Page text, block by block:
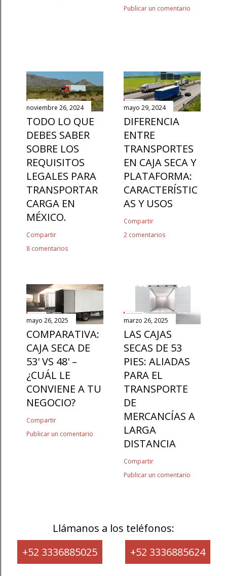
Publicar un comentario
noviembre 26, 2024
TODO LO QUE
DEBES SABER
SOBRE LOS
REQUISITOS
LEGALES PARA
TRANSPORTAR
CARGA EN
MÉXICO.
Compartir
8 comentarios
mayo 29, 2024
DIFERENCIA
ENTRE
TRANSPORTES
EN CAJA SECA Y
PLATAFORMA:
CARACTERÍSTIC
AS Y USOS
Compartir
2 comentarios
mayo 26, 2025
COMPARATIVA:
CAJA SECA DE
53' VS 48' –
¿CUÁL LE
CONVIENE A TU
NEGOCIO?
Compartir
Publicar un comentario
marzo 26, 2025
LAS CAJAS
SECAS DE 53
PIES: ALIADAS
PARA EL
TRANSPORTE
DE
MERCANCÍAS A
LARGA
DISTANCIA
Compartir
Publicar un comentario
Llámanos a los teléfonos:
+52 3336885025
+52 3336885624